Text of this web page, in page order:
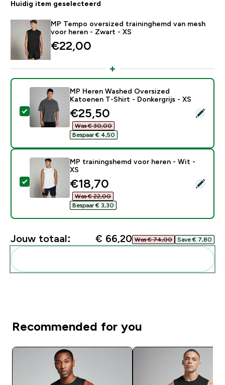
Huidig item geselecteerd
MP Tempo oversized traininghemd van mesh
voor heren - Zwart - XS
€22,00‎
Selecteer dit product - MP Heren Washed Oversized
MP Heren Washed Oversized
Katoenen T-Shirt - Donkergrijs - XS
discounted price
€25,50‎
Was € 30,00‎
Bespaar € 4,50‎
Selecteer dit product - MP trainingshemd voor heren
MP trainingshemd voor heren - Wit -
XS
discounted price
€18,70‎
Was € 22,00‎
Bespaar € 3,30‎
Jouw totaal: € 66,20‎ Was € 74,00‎ Save € 7,80‎
Recommended for you